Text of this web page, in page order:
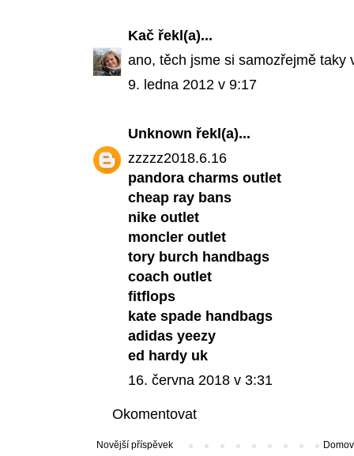
Kač řekl(a)...
ano, těch jsme si samozřejmě taky
9. ledna 2012 v 9:17
Unknown řekl(a)...
zzzzz2018.6.16
pandora charms outlet
cheap ray bans
nike outlet
moncler outlet
tory burch handbags
coach outlet
fitflops
kate spade handbags
adidas yeezy
ed hardy uk
16. června 2018 v 3:31
Okomentovat
Novější příspěvek